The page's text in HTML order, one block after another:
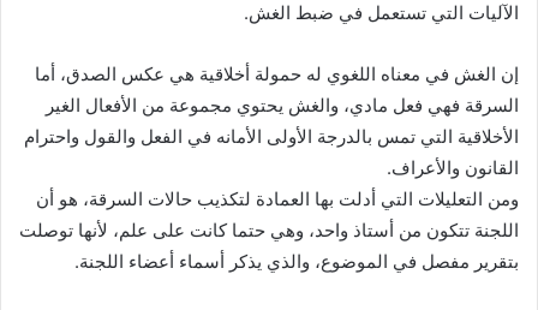
الآليات التي تستعمل في ضبط الغش.
إن الغش في معناه اللغوي له حمولة أخلاقية هي عكس الصدق، أما
السرقة فهي فعل مادي، والغش يحتوي مجموعة من الأفعال الغير
الأخلاقية التي تمس بالدرجة الأولى الأمانه في الفعل والقول واحترام
القانون والأعراف.
ومن التعليلات التي أدلت بها العمادة لتكذيب حالات السرقة، هو أن
اللجنة تتكون من أستاذ واحد، وهي حتما كانت على علم، لأنها توصلت
بتقرير مفصل في الموضوع، والذي يذكر أسماء أعضاء اللجنة.